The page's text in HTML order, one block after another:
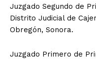
Juzgado Segundo de
Distrito Judicial de
Obregón, Sonora.
Juzgado Primero de